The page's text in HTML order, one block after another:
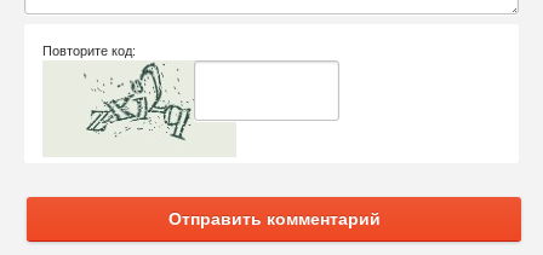
Повторите код:
Отправить комментарий